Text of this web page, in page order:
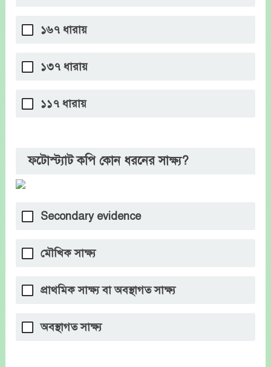
১৬৭ ধারায়
১৩৭ ধারায়
১১৭ ধারায়
ফটোস্ট্যাট কপি কোন ধরনের সাক্ষ্য?
Secondary evidence
মৌখিক সাক্ষ্য
প্রাথমিক সাক্ষ্য বা অবস্থাগত সাক্ষ্য
অবস্থাগত সাক্ষ্য